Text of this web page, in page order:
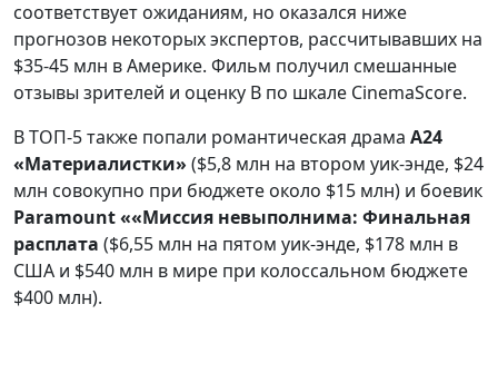
соответствует ожиданиям, но оказался ниже
прогнозов некоторых экспертов, рассчитывавших на
$35-45 млн в Америке. Фильм получил смешанные
отзывы зрителей и оценку B по шкале CinemaScore.
В ТОП-5 также попали романтическая драма A24
«Материалистки» ($5,8 млн на втором уик-энде, $24
млн совокупно при бюджете около $15 млн) и боевик
Paramount ««Миссия невыполнима: Финальная
расплата ($6,55 млн на пятом уик-энде, $178 млн в
США и $540 млн в мире при колоссальном бюджете
$400 млн).